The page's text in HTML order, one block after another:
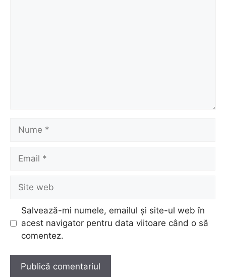
web
Salvează-mi numele, emailul și site-ul web în
acest navigator pentru data viitoare când o să
comentez.